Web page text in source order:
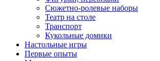
Сюжетно-ролевые наборы
Театр на столе
Транспорт
Кукольные домики
Настольные игры
Первые опыты